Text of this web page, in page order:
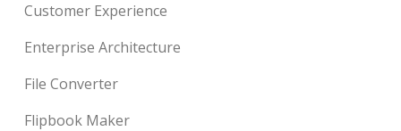
Customer Experience
Enterprise Architecture
File Converter
Flipbook Maker